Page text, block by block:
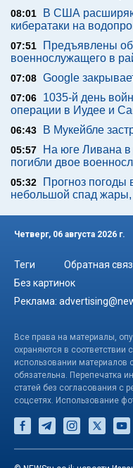
08:01
В США
кибератаки на
07:51
Предъявлены
военнослужащего в
07:08 Google
07:06
1035-й день
операции в Иудее и
06:43 В Мукейбле
05:57
На юге Ливана в
погибли двое
05:32
Прогноз погоды
небольшой спад жары,
Четверг, 06 августа 2026 г.
Теги Обратная
Без картинок
Реклама:
Все права на материалы,
охраняются в соответствии
использовании материалов
обязательна. Перепечатка
статей без согласования с
соцсетях. Использование